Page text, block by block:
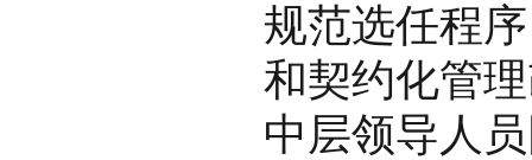
规范选任程
和契约化管
中层领导人